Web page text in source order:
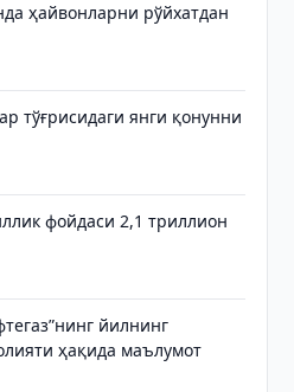
ҳайвонларни рўйхатдан
тўғрисидаги янги қонунни
фойдаси 2,1 триллион
йилнинг
ҳақида маълумот